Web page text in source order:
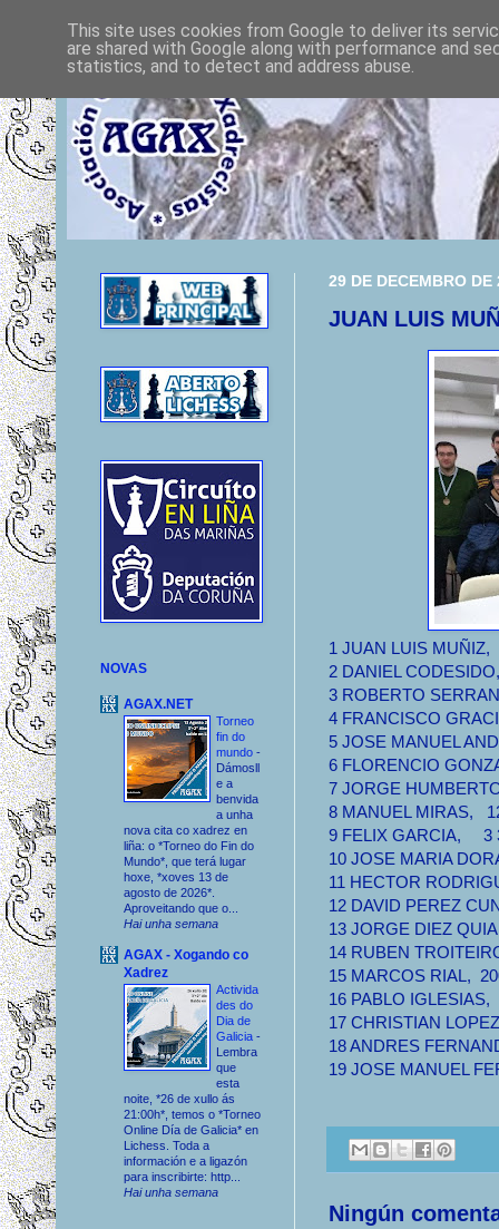
29 DE DECEMBRO DE
JUAN LUIS
1 JUAN LUIS MUÑIZ,
2 DANIEL
3 ROBERTO
4 FRANCISCO
5 JOSE MANUEL
6 FLORENCIO
7 JORGE
8 MANUEL MIRAS,
9 FELIX GARCIA, 3
10 JOSE MARIA
11 HECTOR
12 DAVID PEREZ
13 JORGE DIEZ
14 RUBEN
15 MARCOS RIAL,
16 PABLO IGLESIAS,
17 CHRISTIAN
18ANDRES
19 JOSE MANUEL
Ningún
NOVAS
AGAX.NET
Torneo
fin do
mundo -
Dámosll
e a
benvida
a unha
nova cita co xadrez en
liña: o *Torneo do Fin do
Mundo*, que terá lugar
hoxe, *xoves 13 de
agosto de 2026*.
Aproveitando que o...
Hai unha semana
AGAX - Xogando co
Xadrez
Activida
des do
Dia de
Galicia -
Lembra
que
esta
noite, *26 de xullo ás
21:00h*, temos o *Torneo
Online Día de Galicia* en
Lichess. Toda a
información e a ligazón
para inscribirte: http...
Hai unha semana
This site uses cookies from Google to deliver its
are shared with Google along with performance and
statistics, and to detect and address abuse.